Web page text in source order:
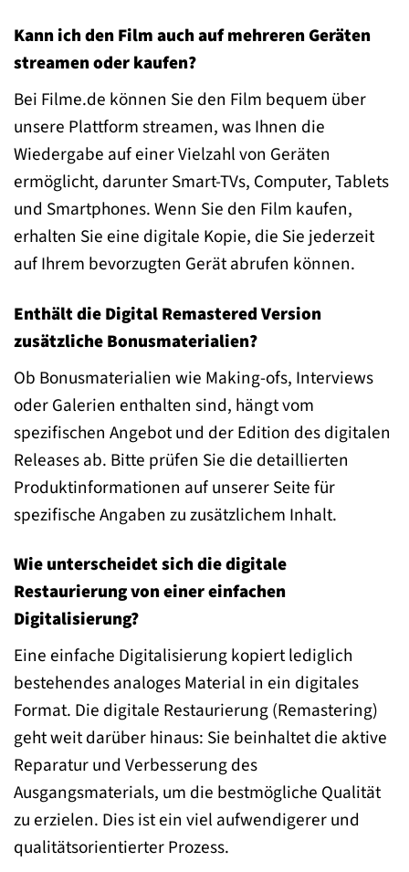
Kann ich den Film auch auf mehreren Geräten
streamen oder kaufen?
Bei Filme.de können Sie den Film bequem über
unsere Plattform streamen, was Ihnen die
Wiedergabe auf einer Vielzahl von Geräten
ermöglicht, darunter Smart-TVs, Computer, Tablets
und Smartphones. Wenn Sie den Film kaufen,
erhalten Sie eine digitale Kopie, die Sie jederzeit
auf Ihrem bevorzugten Gerät abrufen können.
Enthält die Digital Remastered Version
zusätzliche Bonusmaterialien?
Ob Bonusmaterialien wie Making-ofs, Interviews
oder Galerien enthalten sind, hängt vom
spezifischen Angebot und der Edition des digitalen
Releases ab. Bitte prüfen Sie die detaillierten
Produktinformationen auf unserer Seite für
spezifische Angaben zu zusätzlichem Inhalt.
Wie unterscheidet sich die digitale
Restaurierung von einer einfachen
Digitalisierung?
Eine einfache Digitalisierung kopiert lediglich
bestehendes analoges Material in ein digitales
Format. Die digitale Restaurierung (Remastering)
geht weit darüber hinaus: Sie beinhaltet die aktive
Reparatur und Verbesserung des
Ausgangsmaterials, um die bestmögliche Qualität
zu erzielen. Dies ist ein viel aufwendigerer und
qualitätsorientierter Prozess.